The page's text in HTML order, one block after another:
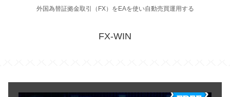
外国為替証拠金取引（FX）をEAを使い自動売買運用する
FX-WIN